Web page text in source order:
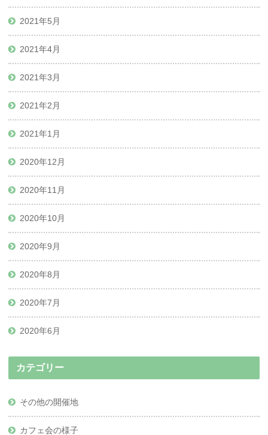
2021年5月
2021年4月
2021年3月
2021年2月
2021年1月
2020年12月
2020年11月
2020年10月
2020年9月
2020年8月
2020年7月
2020年6月
カテゴリー
その他の開催地
カフェ会の様子